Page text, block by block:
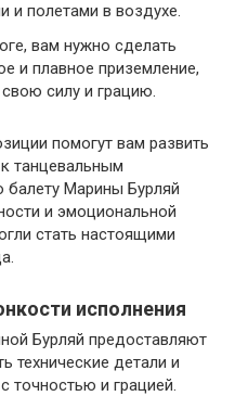
и полетами в воздухе.
вам нужно сделать
и плавное приземление,
силу и грацию.
помогут вам развить
танцевальным
балету Марины Бурляй
и эмоциональной
стать настоящими
исполнения
Бурляй предоставляют
технические детали и
точностью и грацией.